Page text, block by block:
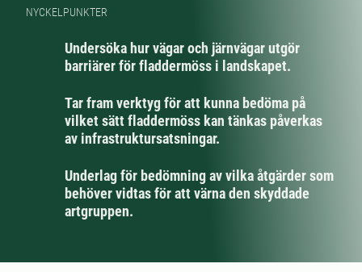
NYCKELPUNKTER
Undersöka hur vägar och järnvägar utgör
barriärer för fladdermöss i landskapet.
Tar fram verktyg för att kunna bedöma på
vilket sätt fladdermöss kan tänkas påverkas
av infrastruktursatsningar.
Underlag för bedömning av vilka åtgärder som
behöver vidtas för att värna den skyddade
artgruppen.